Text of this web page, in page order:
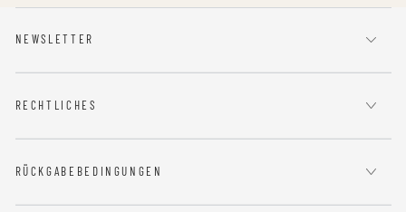
NEWSLETTER
RECHTLICHES
RÜCKGABEBEDINGUNGEN